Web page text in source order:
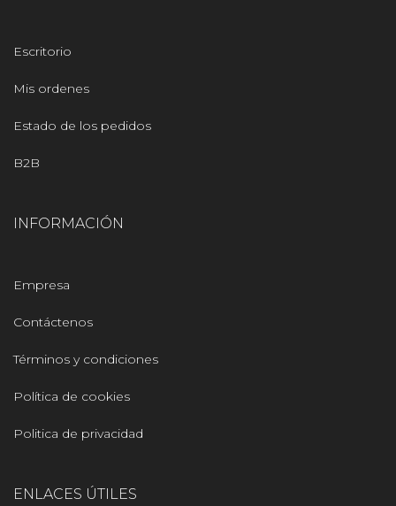
Escritorio
Mis ordenes
Estado de los pedidos
B2B
INFORMACIÓN
Empresa
Contáctenos
Términos y condiciones
Política de cookies
Politica de privacidad
ENLACES ÚTILES